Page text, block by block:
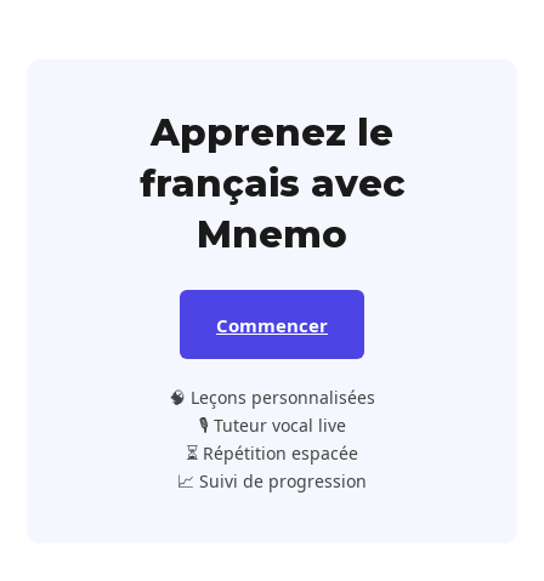
Apprenez le
français avec
Mnemo
Commencer
🧠 Leçons personnalisées
🎙️ Tuteur vocal live
⏳ Répétition espacée
📈 Suivi de progression